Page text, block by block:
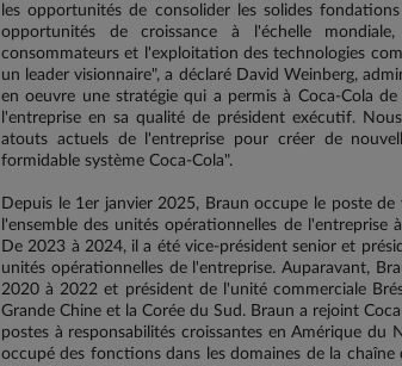
les opportunités de consolider les solides
opportunités de croissance à l'échelle
consommateurs et l'exploitation des technologies
un leader visionnaire", a déclaré David Weinberg,
en oeuvre une stratégie qui a permis à Coca-Cola
l'entreprise en sa qualité de président exécutif.
atouts actuels de l'entreprise pour créer de
formidable système Coca-Cola".
Depuis le 1er janvier 2025, Braun occupe le poste
l'ensemble des unités opérationnelles de
De 2023 à 2024, il a été vice-président senior et
unités opérationnelles de l'entreprise. Auparavant,
2020 à 2022 et président de l'unité commerciale
Grande Chine et la Corée du Sud. Braun a rejoint
postes à responsabilités croissantes en Amérique
occupé des fonctions dans les domaines de la